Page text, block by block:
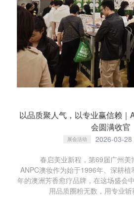
以品质聚人气，以专业赢信赖
会圆满收官
展会活动 2026-03-28
春启美业新程，第69届广州美
ANPC澳妆作为始于1996年、深耕
年的澳洲芳香愈疗品牌，在这场盛会
用品质圈粉无数，用专业